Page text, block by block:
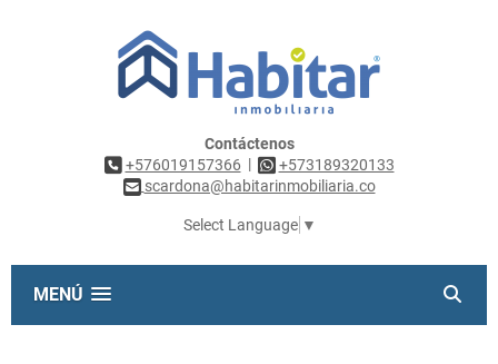
Contáctenos
+576019157366 |
+573189320133
scardona@habitarinmobiliaria.co
Select Language ▼
MENÚ